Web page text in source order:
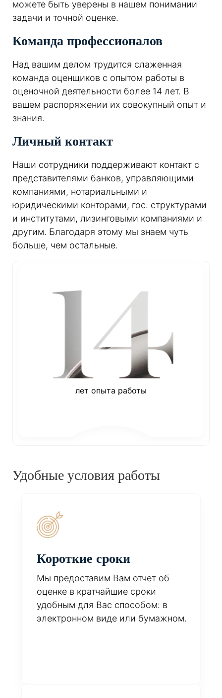
можете быть уверены в нашем понимании
задачи и точной оценке.
Команда профессионалов
Над вашим делом трудится слаженная
команда оценщиков с опытом работы в
оценочной деятельности более 14 лет. В
вашем распоряжении их совокупный опыт и
знания.
Личный контакт
Наши сотрудники поддерживают контакт с
представителями банков, управляющими
компаниями, нотариальными и
юридическими конторами, гос. структурами
и институтами, лизинговыми компаниями и
другим. Благодаря этому мы знаем чуть
больше, чем остальные.
лет опыта работы
Удобные условия работы
Короткие сроки
Мы предоставим Вам отчет об
оценке в кратчайшие сроки
удобным для Вас способом: в
электронном виде или бумажном.